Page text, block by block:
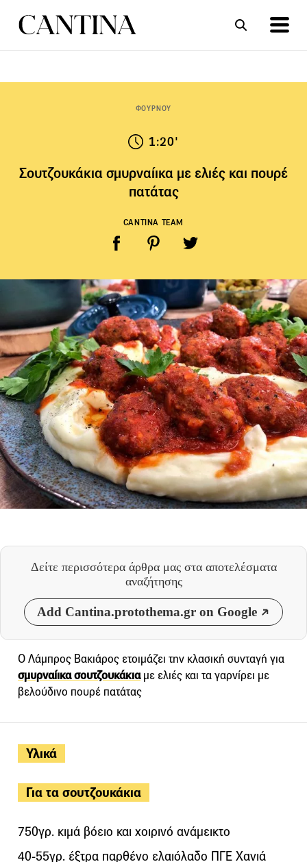
ΦΟΥΡΝΟΥ
1:20'
Σουτζουκάκια σμυρναίικα με ελιές και πουρέ
πατάτας
CANTINA TEAM
Δείτε περισσότερα άρθρα μας στα αποτελέσματα
αναζήτησης
Add Cantina.protothema.gr on Google
Υλικά
Για τα σουτζουκάκια
750γρ. κιμά βόειο και χοιρινό ανάμεικτο
40-55γρ. έξτρα παρθένο ελαιόλαδο ΠΓΕ Χανιά
Ο Λάμπρος Βακιάρος ετοιμάζει την κλασική συνταγή για
σμυρναίικα σουτζουκάκιαμε ελιές και τα γαρνίρει με
βελούδινο πουρέ πατάτας